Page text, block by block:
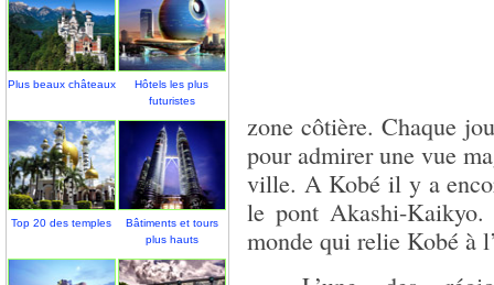
Plus beaux châteaux
Hôtels les plus
futuristes
Top 20 des temples
Bâtiments et tours
plus hauts
zone côtière. Chaque
pour admirer une vue
ville. A Kobé il y a
le pont Akashi-Kaikyo.
monde qui relie Kobé à